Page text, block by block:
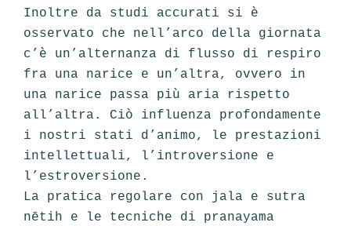
Inoltre da studi accurati si è
osservato che nell’arco della giornata
c’è un’alternanza di flusso di respiro
fra una narice e un’altra, ovvero in
una narice passa più aria rispetto
all’altra. Ciò influenza profondamente
i nostri stati d’animo, le prestazioni
intellettuali, l’introversione e
l’estroversione.
La pratica regolare con jala e sutra
nētih e le tecniche di pranayama